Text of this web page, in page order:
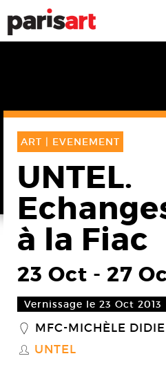
ART | EVENEMENT
UNTEL.
à la Fiac
23 Oct - 27
Vernissage le 23 Oct 2013
_ MFC-MICHÈLE
S UNTEL